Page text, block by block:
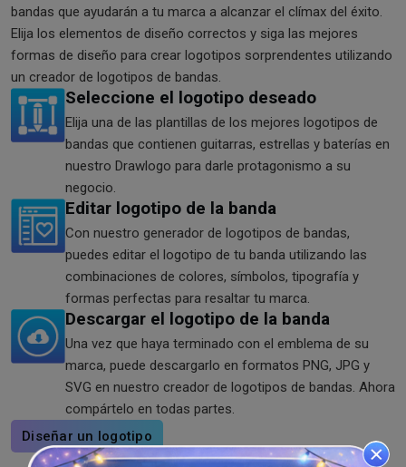
bandas que ayudarán a tu marca a alcanzar el clímax del éxito.
Elija los elementos de diseño correctos y siga las mejores
formas de diseño para crear logotipos sorprendentes utilizando
un creador de logotipos de bandas.
Seleccione el logotipo deseado
Elija una de las plantillas de los mejores logotipos de
bandas que contienen guitarras, estrellas y baterías en
nuestro Drawlogo para darle protagonismo a su
negocio.
Editar logotipo de la banda
Con nuestro generador de logotipos de bandas,
puedes editar el logotipo de tu banda utilizando las
combinaciones de colores, símbolos, tipografía y
formas perfectas para resaltar tu marca.
Descargar el logotipo de la banda
Una vez que haya terminado con el emblema de su
marca, puede descargarlo en formatos PNG, JPG y
SVG en nuestro creador de logotipos de bandas. Ahora
compártelo en todas partes.
Diseñar un logotipo